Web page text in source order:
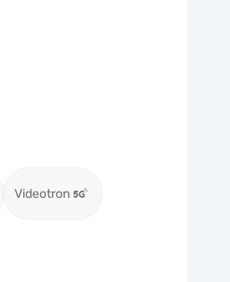
Videotron